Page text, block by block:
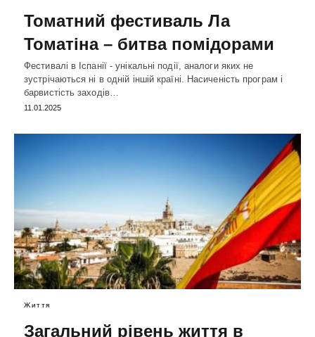
Томатний фестиваль Ла
Томатіна – битва помідорами
Фестивалі в Іспанії - унікальні події, аналоги яких не
зустрічаються ні в одній іншій країні. Насиченість програм і
барвистість заходів…
11.01.2025
Життя
Загальний рівень життя в